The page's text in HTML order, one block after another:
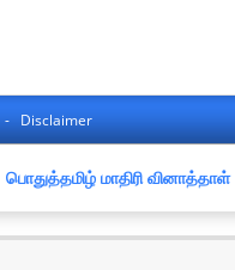
Disclaimer
பொதுத்தமிழ் மாதிரி வினாத்தாள்